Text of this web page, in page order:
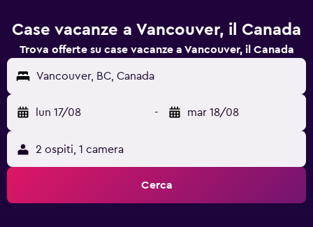
Case vacanze a Vancouver, il Canada
Trova offerte su case vacanze a Vancouver, il Canada
Vancouver, BC, Canada
lun 17/08 - mar 18/08
2 ospiti, 1 camera
Cerca